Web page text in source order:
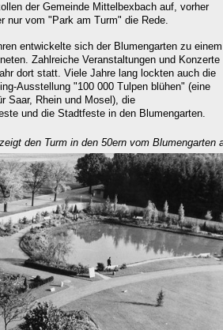
der Gemeinde Mittelbexbach auf, vorher
nur vom "Park am Turm" die Rede.
entwickelte sich der Blumengarten zu einem
Zahlreiche Veranstaltungen und Konzerte
dort statt. Viele Jahre lang lockten auch die
Ausstellung "100 000 Tulpen blühen" (eine
Saar, Rhein und Mosel), die
und die Stadtfeste in den Blumengarten.
den Turm in den 50ern vom